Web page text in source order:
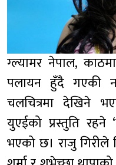
ग्ल्यामर नेपाल,
पलायन हुँदै गएकी
चलचित्रमा देखिने
युएईको प्रस्तुति रहने
भएको छ। राजु गिरीले